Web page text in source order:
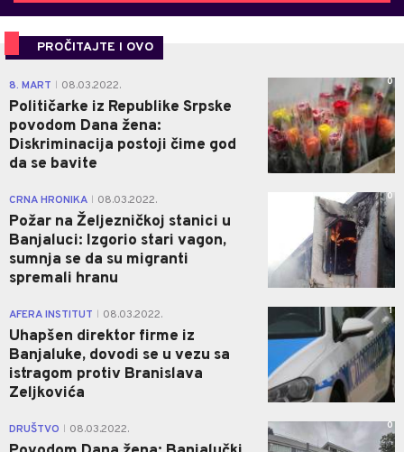
PROČITAJTE I OVO
8. MART 08.03.2022.
Političarke iz Republikе Srpske
povodom Dana žena:
Diskriminacija postoji čime god
da se bavite
0
CRNA HRONIKA 08.03.2022.
Požar na Željezničkoj stanici u
Banjaluci: Izgorio stari vagon,
sumnja se da su migranti
spremali hranu
0
AFERA INSTITUT 08.03.2022.
Uhapšen direktor firme iz
Banjaluke, dovodi se u vezu sa
istragom protiv Branislava
Zeljkovića
1
DRUŠTVO 08.03.2022. 0